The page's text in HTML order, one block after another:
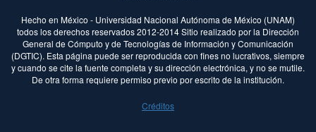
Hecho en México - Universidad Nacional Autónoma de México (UNAM)
todos los derechos reservados 2012-2014 Sitio realizado por la Dirección
General de Cómputo y de Tecnologías de Información y Comunicación
(DGTIC). Esta página puede ser reproducida con fines no lucrativos, siempre
y cuando se cite la fuente completa y su dirección electrónica, y no se mutile.
De otra forma requiere permiso previo por escrito de la institución.
Créditos